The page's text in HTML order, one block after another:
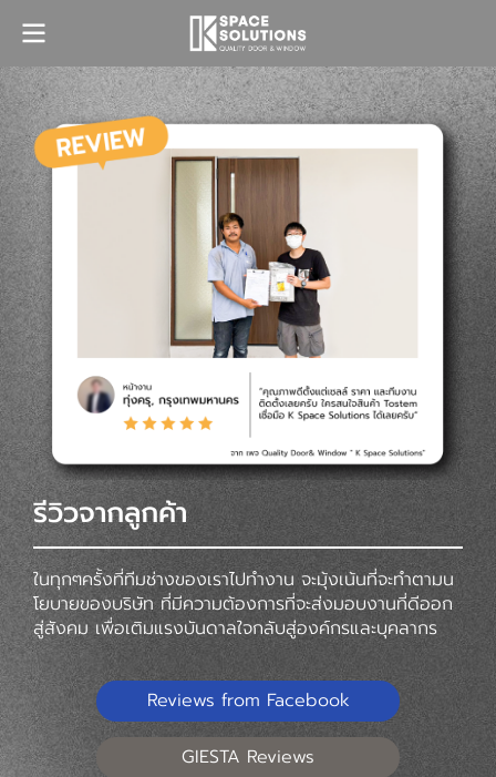
รีวิวจากลูกค้า
ในทุกๆครั้งที่ทีมช่างของเราไปทำงาน จะมุ้งเน้นที่จะทำตามน
โยบายของบริษัท ที่มีความต้องการที่จะส่งมอบงานที่ดีออก
สู่สังคม เพื่อเติมแรงบันดาลใจกลับสู่องค์กรและบุคลากร
Reviews from Facebook
GIESTA Reviews